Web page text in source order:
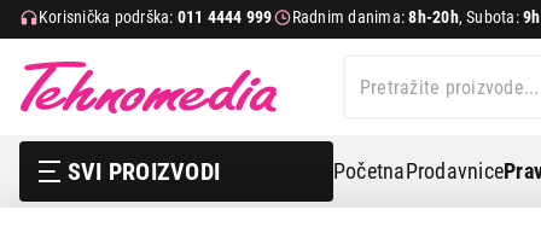
Korisnička podrška: 011 4444 999 Radnim danima:8h-20h, Subota:
SVI PROIZVODI PočetnaProdavnice